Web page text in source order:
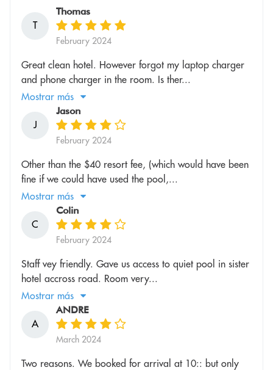
T
Thomas
February 2024
Great clean hotel. However forgot my laptop charger
and phone charger in the room. Is ther...
Mostrar más
J
Jason
February 2024
Other than the $40 resort fee, (which would have been
fine if we could have used the pool,...
Mostrar más
C
Colin
February 2024
Staff vey friendly. Gave us access to quiet pool in sister
hotel accross road. Room very...
Mostrar más
A
ANDRE
March 2024
Two reasons. We booked for arrival at 10:: but only